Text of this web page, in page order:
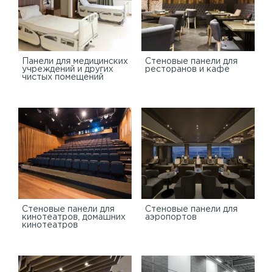
Панели для медицинских
учреждений и других
чистых помещений
Стеновые панели для
ресторанов и кафе
Стеновые панели для
кинотеатров, домашних
кинотеатров
Стеновые панели для
аэропортов